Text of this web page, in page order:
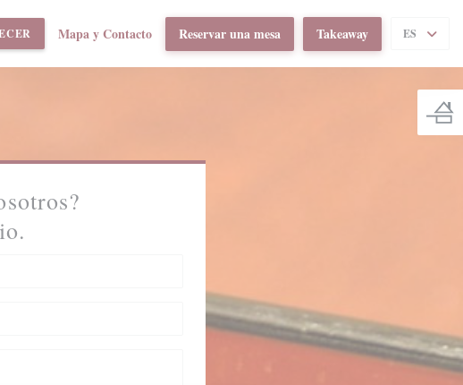
((ABRE EN UNA NUEVA VENTANA))
Mapa y Contacto Reservar una mesa Takeaway ES